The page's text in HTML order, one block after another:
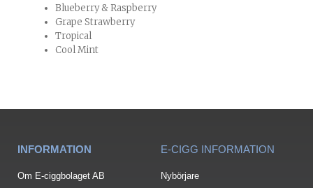
Blueberry & Raspberry
Grape Strawberry
Tropical
Cool Mint
INFORMATION
Om E-ciggbolaget AB
E-CIGG INFORMATION
Nybörjare